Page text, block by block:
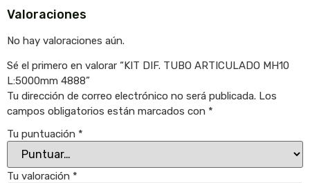
Valoraciones
No hay valoraciones aún.
Sé el primero en valorar “KIT DIF. TUBO ARTICULADO MH10
L:5000mm 4888”
Tu dirección de correo electrónico no será publicada. Los
campos obligatorios están marcados con *
Tu puntuación *
Tu valoración *